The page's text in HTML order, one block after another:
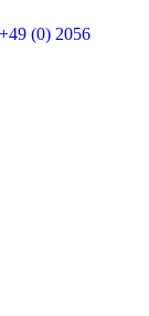
+49 (0) 2056